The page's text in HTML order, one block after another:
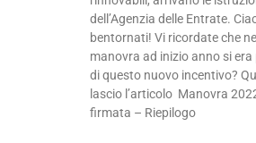
dell’Agenzia delle Entrate.
bentornati! Vi ricordate che
manovra ad inizio anno si
di questo nuovo incentivo?
lascio l’articolo Manovra
firmata – Riepilogo